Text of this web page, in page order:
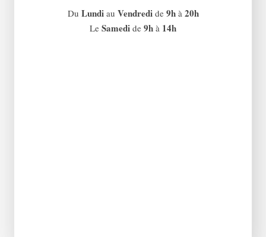
Du Lundi au Vendredi de 9hà 20h
Le Samedi de 9h à 14h